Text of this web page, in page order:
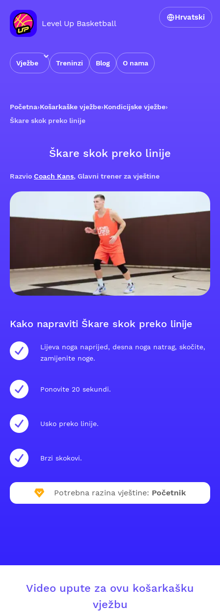
Level Up Basketball
Vježbe Treninzi Blog O nama
Hrvatski
Početna›Košarkaške vježbe›Kondicijske vježbe›
Škare skok preko linije
Škare skok preko linije
Razvio Coach Kans, Glavni trener za vještine
Kako napraviti Škare skok preko linije
Lijeva noga naprijed, desna noga natrag, skočite,
zamijenite noge.
Ponovite 20 sekundi.
Usko preko linije.
Brzi skokovi.
Potrebna razina vještine: Početnik
Video upute za ovu košarkašku
vježbu